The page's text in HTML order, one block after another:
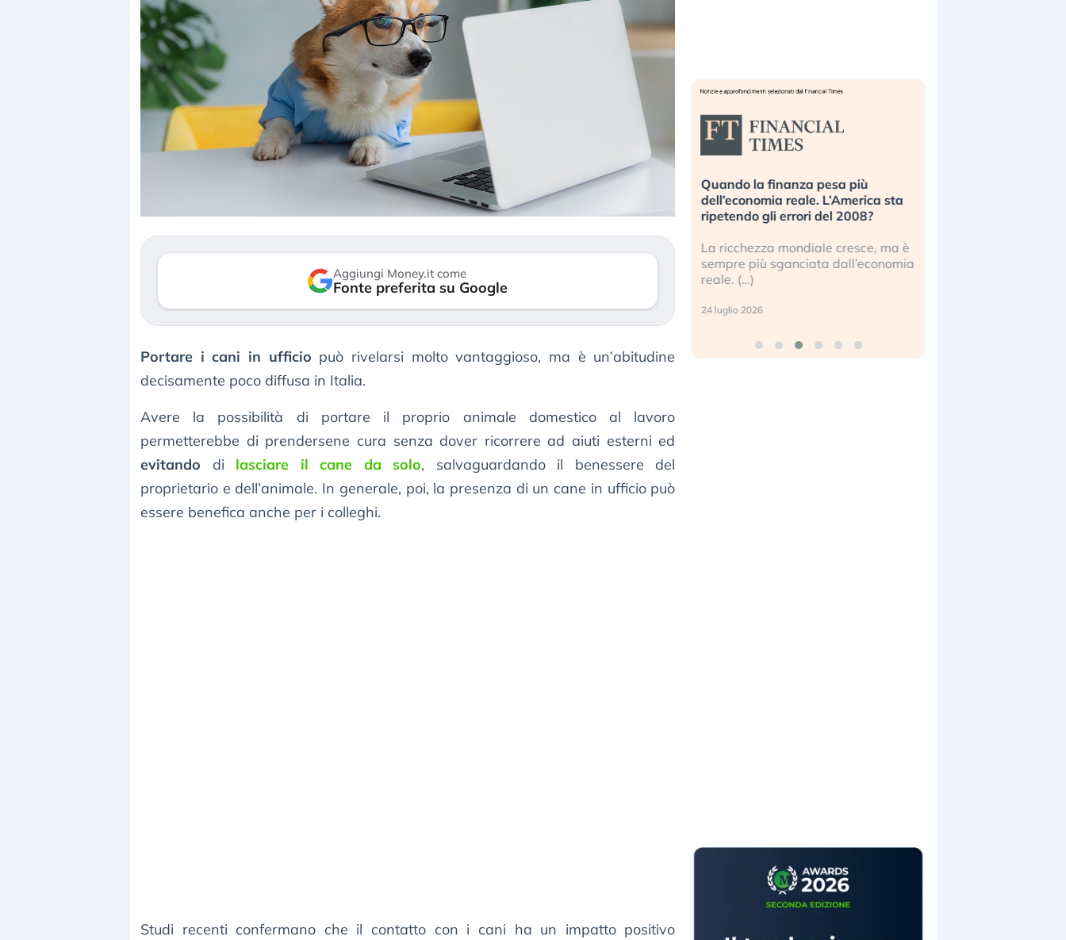
Aggiungi Money.it come
Fonte preferita su Google
Portare i cani in ufficio può rivelarsi molto vantaggioso, ma è un’abitudine
decisamente poco diffusa in Italia.
Avere la possibilità di portare il proprio animale domestico al lavoro
permetterebbe di prendersene cura senza dover ricorrere ad aiuti esterni ed
evitando di lasciare il cane da solo, salvaguardando il benessere del
proprietario e dell’animale. In generale, poi, la presenza di un cane in ufficio può
essere benefica anche per i colleghi.
Studi recenti confermano che il contatto con i cani ha un impatto positivo
Dalle valutazioni estreme alla
correzione. Cosa sta guidando il
repricing degli asset?
3 agosto 2026
«La mia vita è rovinata». Investitori
in preda al panico dopo lo scoppio
della bolla AI
Kospi, mentre gli investitori retail (…)
30 luglio 2026
Quando la finanza pesa più
dell’economia reale. L’America sta
ripetendo gli errori del 2008?
La ricchezza mondiale cresce, ma è
sempre più sganciata dall’economia
reale. (…)
24 luglio 2026